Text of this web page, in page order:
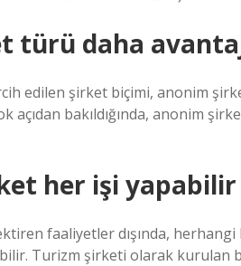
türü daha
edilen şirket biçimi, anonim
açıdan bakıldığında, anonim
her işi yapabilir
faaliyetler dışında,
Turizm şirketi olarak kurulan